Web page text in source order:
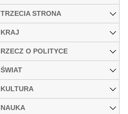
TRZECIA STRONA
KRAJ
RZECZ O POLITYCE
ŚWIAT
KULTURA
NAUKA